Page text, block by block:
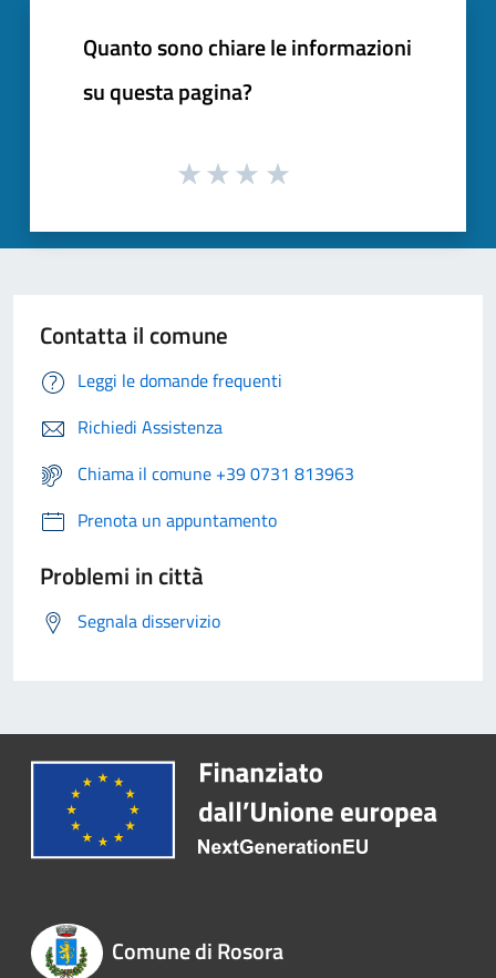
Quanto sono chiare le informazioni
su questa pagina?
Contatta il comune
Leggi le domande frequenti
Richiedi Assistenza
Chiama il comune +39 0731 813963
Prenota un appuntamento
Problemi in città
Segnala disservizio
Comune di Rosora